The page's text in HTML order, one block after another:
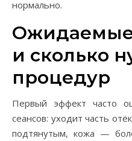
нормально.
Ожидаемые
и сколько
процедур
Первый эффект часто
сеансов: уходит часть
подтянутым, кожа —